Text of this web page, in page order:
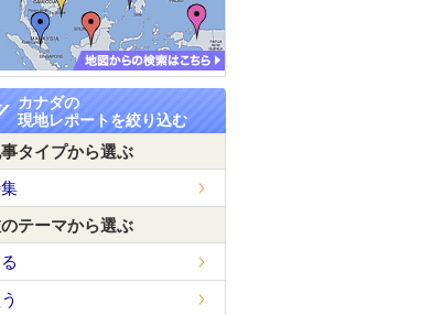
カナダの
現地レポートを絞り込む
タイプから選ぶ
テーマから選ぶ